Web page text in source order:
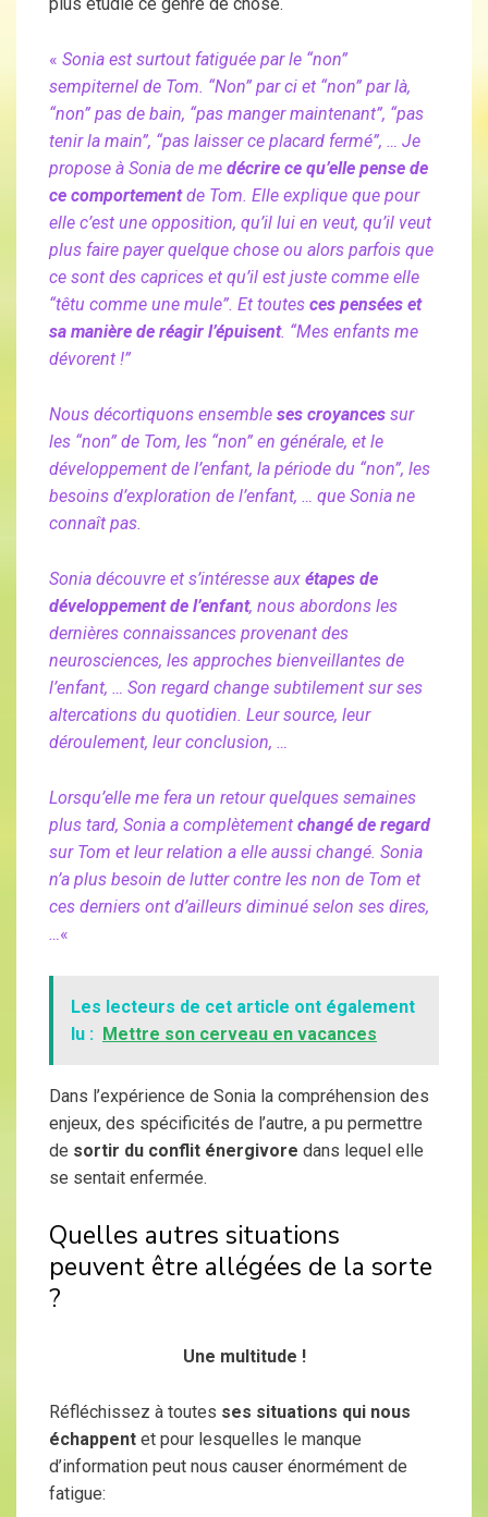
« Sonia est surtout fatiguée par le “non”
sempiternel de Tom. “Non” par ci et “non” par là,
“non” pas de bain, “pas manger maintenant”, “pas
tenir la main”, “pas laisser ce placard fermé”, … Je
propose à Sonia de me décrire ce qu’elle pense de
ce comportementde Tom. Elle explique que pour
elle c’est une opposition, qu’il lui en veut, qu’il veut
plus faire payer quelque chose ou alors parfois que
ce sont des caprices et qu’il est juste comme elle
“têtu comme une mule”. Et toutes ces pensées et
sa manière de réagir l’épuisent. “Mes enfants me
dévorent !”
Nous décortiquons ensemble ses croyances sur
les “non” de Tom, les “non” en générale, et le
développement de l’enfant, la période du “non”, les
besoins d’exploration de l’enfant, … que Sonia ne
connaît pas.
Sonia découvre et s’intéresse aux étapes de
développement de l’enfant, nous abordons les
dernières connaissances provenant des
neurosciences, les approches bienveillantes de
l’enfant, … Son regard change subtilement sur ses
altercations du quotidien. Leur source, leur
déroulement, leur conclusion, …
Lorsqu’elle me fera un retour quelques semaines
plus tard, Sonia a complètement changé de regard
sur Tom et leur relation a elle aussi changé. Sonia
n’a plus besoin de lutter contre les non de Tom et
ces derniers ont d’ailleurs diminué selon ses dires,
…«
Les lecteurs de cet article ont également
lu : Mettre son cerveau en vacances
Dans l’expérience de Sonia la compréhension des
enjeux, des spécificités de l’autre, a pu permettre
de sortir du conflit énergivore dans lequel elle
se sentait enfermée.
Quelles autres situations
peuvent être allégées de la sorte
?
Une multitude !
Réfléchissez à toutes ses situations qui nous
échappent et pour lesquelles le manque
d’information peut nous causer énormément de
fatigue: